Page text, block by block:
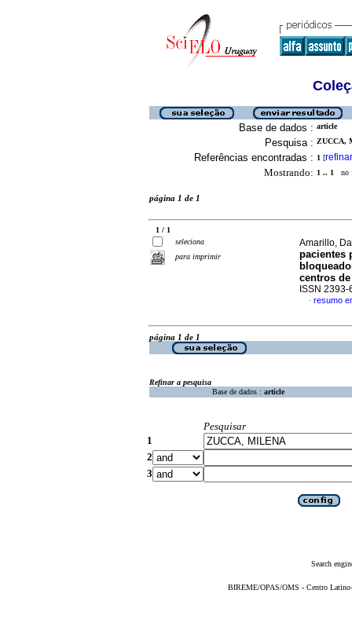
Base de dados : article
Pesquisa : ZUCCA,
Referências encontradas : 1 [refinar
Mostrando: 1 .. 1 no
página 1 de 1
1 / 1
seleciona
para imprimir
Amarillo,
pacientes
centros
ISSN 2393-
· resumo
página 1 de 1
Refinar a pesquisa
Base de dados : article
Pesquisar
1
2
3
Search
BIREME/OPAS/OMS - Centro Latino-